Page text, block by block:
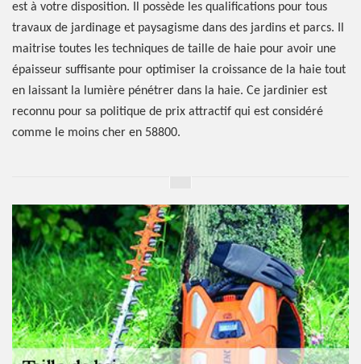
est à votre disposition. Il possède les qualifications pour tous
travaux de jardinage et paysagisme dans des jardins et parcs. Il
maitrise toutes les techniques de taille de haie pour avoir une
épaisseur suffisante pour optimiser la croissance de la haie tout
en laissant la lumière pénétrer dans la haie. Ce jardinier est
reconnu pour sa politique de prix attractif qui est considéré
comme le moins cher en 58800.